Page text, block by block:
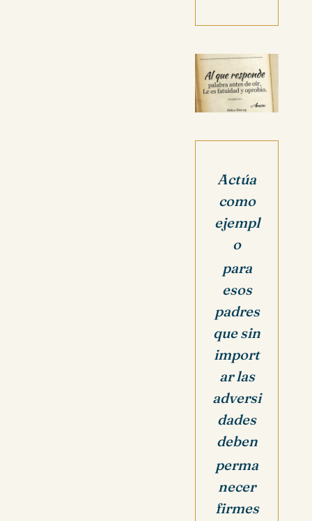
Actúa
como
ejempl
o
para
esos
padres
que sin
import
ar las
adversi
dades
deben
perma
necer
firmes